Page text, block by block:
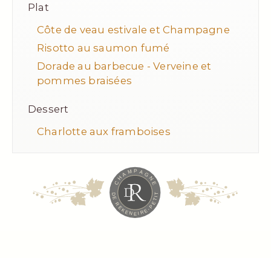
Plat
Côte de veau estivale et Champagne
Risotto au saumon fumé
Dorade au barbecue - Verveine et
pommes braisées
Dessert
Charlotte aux framboises